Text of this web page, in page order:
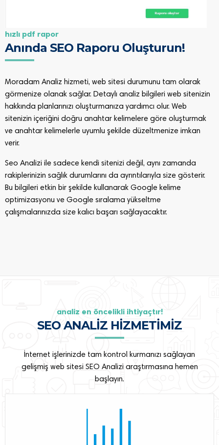
hizli pdf rapor
Anında SEO Raporu Oluşturun!
Moradam Analiz hizmeti, web sitesi durumunu tam olarak
görmenize olanak sağlar. Detaylı analiz bilgileri web sitenizin
hakkında planlarınızı oluşturmanıza yardımcı olur. Web
sitenizin içeriğini doğru anahtar kelimelere göre oluşturmak
ve anahtar kelimelerle uyumlu şekilde düzeltmenize imkan
verir.
Seo Analizi ile sadece kendi sitenizi değil, aynı zamanda
rakiplerinizin sağlık durumlarını da ayrıntılarıyla size gösterir.
Bu bilgileri etkin bir şekilde kullanarak Google kelime
optimizasyonu ve Google sıralama yükseltme
çalışmalarınızda size kalıcı başarı sağlayacaktır.
analiz en öncelikli ihtiyaçtır!
SEO ANALİZ HİZMETİMİZ
İnternet işlerinizde tam kontrol kurmanızı sağlayan
gelişmiş web sitesi SEO Analizi araştırmasına hemen
başlayın.